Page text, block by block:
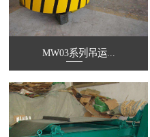
MW03系列吊运...